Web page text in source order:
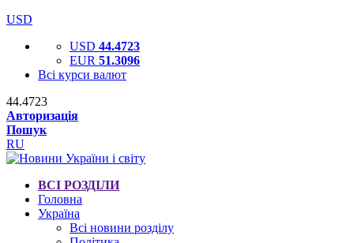
USD
USD 44.4723
EUR 51.3096
Всі курси валют
44.4723
Авторизація
Пошук
RU
ВСІ РОЗДІЛИ
Головна
Україна
Всі новини розділу